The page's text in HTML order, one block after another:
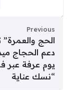
Previous
الحج
دعم الحجاج
يوم عرفة عبر
“نسك عناية